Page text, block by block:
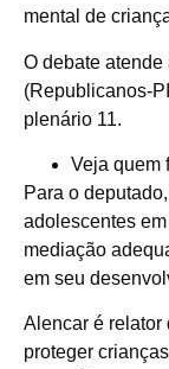
mental de
O debate
(Republicanos-
plenário 11.
Veja quem
Para o
adolescentes
mediação
em seu
Alencar é relator
proteger